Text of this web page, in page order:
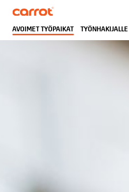
AVOIMET TYÖPAIKAT TYÖNHAKIJALLE